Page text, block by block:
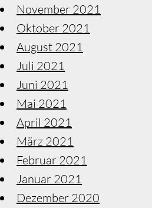
November 2021
Oktober 2021
August 2021
Juli 2021
Juni 2021
Mai 2021
April 2021
März 2021
Februar 2021
Januar 2021
Dezember 2020